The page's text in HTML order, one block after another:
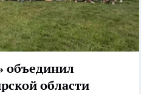
объединил
области